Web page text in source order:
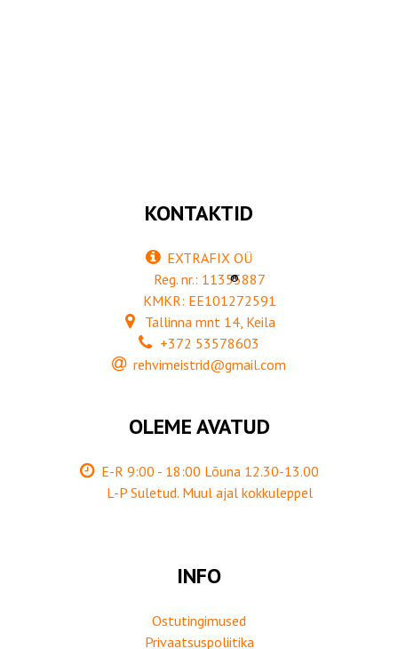
KONTAKTID
EXTRAFIX OÜ
Reg. nr.: 11355887
KMKR: EE101272591
Tallinna mnt 14, Keila
+372 53578603
rehvimeistrid@gmail.com
OLEME AVATUD
E-R 9:00 - 18:00 Lõuna 12.30-13.00
L-P Suletud. Muul ajal kokkuleppel
INFO
Ostutingimused
Privaatsuspoliitika
®